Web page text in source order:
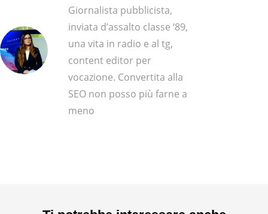
Giornalista pubblicista,
inviata d’assalto classe ‘89,
una vita in radio e al tg,
content editor per
vocazione. Convertita alla
SEO non posso più farne a
meno